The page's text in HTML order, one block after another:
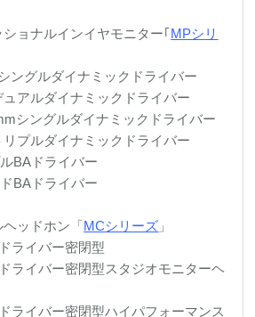
ョナルインイヤモニター｢MPシリ
ングルダイナミックドライバー
ュアルダイナミックドライバー
シングルダイナミックドライバー
リプルダイナミックドライバー
BAドライバー
BAドライバー
ッドホン「MCシリーズ 」
ライバー密閉型
ライバー密閉型スタジオモニターヘ
ライバー密閉型ハイパフォーマンス